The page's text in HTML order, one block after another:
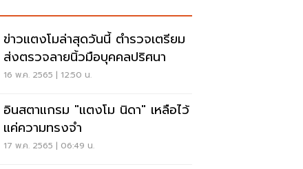
ข่าวแตงโมล่าสุดวันนี้ ตำรวจเตรียม
ส่งตรวจลายนิ้วมือบุคคลปริศนา
16 พ.ค. 2565 | 12:50 น.
อินสตาแกรม "แตงโม นิดา" เหลือไว้
แค่ความทรงจำ
17 พ.ค. 2565 | 06:49 น.